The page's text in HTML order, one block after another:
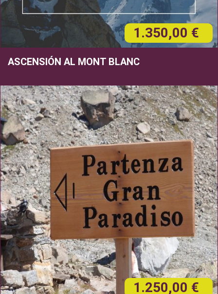
1.350,00 €
ASCENSIÓN AL MONT BLANC
1.250,00 €